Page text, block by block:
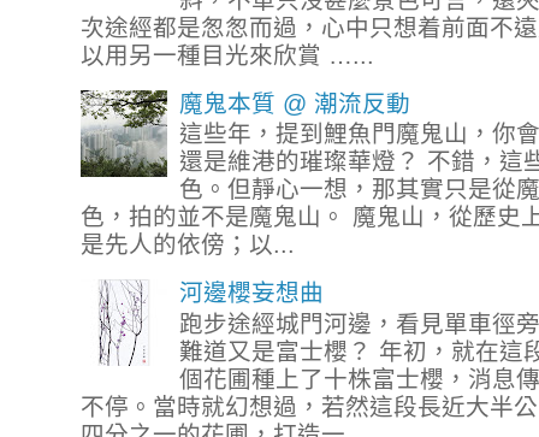
次途經都是怱怱而過，心中只想着前面不
以用另一種目光來欣賞 …...
魔鬼本質 @ 潮流反動
這些年，提到鯉魚門魔鬼山，你
還是維港的璀璨華燈？ 不錯，這
色。但靜心一想，那其實只是從
色，拍的並不是魔鬼山。 魔鬼山，從歷史
是先人的依傍；以...
河邊櫻妄想曲
跑步途經城門河邊，看見單車徑
難道又是富士櫻？ 年初，就在這
個花圃種上了十株富士櫻，消息
不停。當時就幻想過，若然這段長近大半